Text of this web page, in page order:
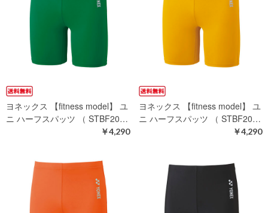
ヨネックス 【fitness model】 ユ
ニ ハーフスパッツ （ STBF20…
￥4,290
ヨネックス 【fitness model】 ユ
ニ ハーフスパッツ （ STBF20…
￥4,290